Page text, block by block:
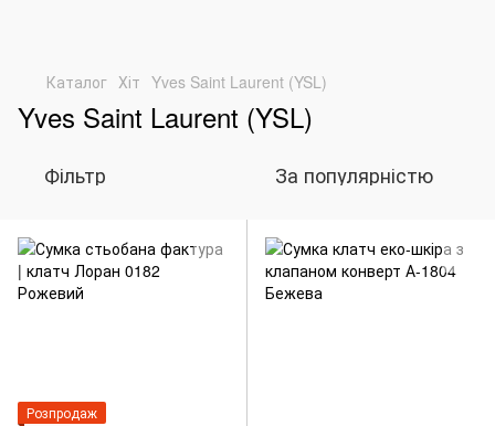
Каталог Хіт Yves Saint Laurent (YSL)
Yves Saint Laurent (YSL)
Фільтр За популярністю
Розпродаж